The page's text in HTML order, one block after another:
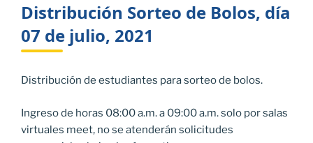
Distribución Sorteo de Bolos, día
07 de julio, 2021
Distribución de estudiantes para sorteo de bolos.
Ingreso de horas 08:00 a.m. a 09:00 a.m. solo por salas
virtuales meet, no se atenderán solicitudes